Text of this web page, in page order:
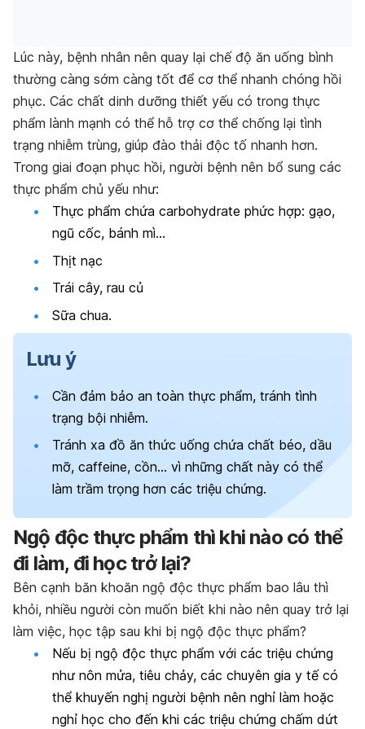
Lúc này, bệnh nhân nên quay lại chế độ ăn uống bình
thường càng sớm càng tốt để cơ thể nhanh chóng hồi
phục. Các chất dinh dưỡng thiết yếu có trong thực
phẩm lành mạnh có thể hỗ trợ cơ thể chống lại tình
trạng nhiễm trùng, giúp đào thải độc tố nhanh hơn.
Trong giai đoạn phục hồi, người bệnh nên bổ sung các
thực phẩm chủ yếu như:
Thực phẩm chứa carbohydrate phức hợp: gạo,
ngũ cốc, bánh mì…
Thịt nạc
Trái cây, rau củ
Sữa chua.
Lưu ý
Cần đảm bảo an toàn thực phẩm, tránh tình
trạng bội nhiễm.
Tránh xa đồ ăn thức uống chứa chất béo, dầu
mỡ, caffeine, cồn… vì những chất này có thể
làm trầm trọng hơn các triệu chứng.
Ngộ độc thực phẩm thì khi nào có thể
đi làm, đi học trở lại?
Bên cạnh băn khoăn ngộ độc thực phẩm bao lâu thì
khỏi, nhiều người còn muốn biết khi nào nên quay trở lại
làm việc, học tập sau khi bị ngộ độc thực phẩm?
Nếu bị ngộ độc thực phẩm với các triệu chứng
như nôn mửa, tiêu chảy, các chuyên gia y tế có
thể khuyến nghị người bệnh nên nghỉ làm hoặc
nghỉ học cho đến khi các triệu chứng chấm dứt